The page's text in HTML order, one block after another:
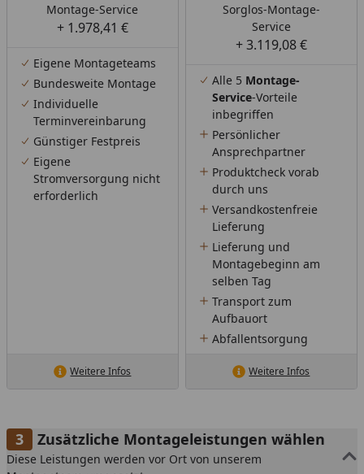
Montage-Service
+ 1.978,41 €
Eigene Montageteams
Bundesweite Montage
Individuelle
Terminvereinbarung
Günstiger Festpreis
Eigene
Stromversorgung nicht
erforderlich
Weitere Infos
Sorglos-Montage-
Service
+ 3.119,08 €
Alle 5 Montage-
Service-Vorteile
inbegriffen
Persönlicher
Ansprechpartner
Produktcheck vorab
durch uns
Versandkostenfreie
Lieferung
Lieferung und
Montagebeginn am
selben Tag
Transport zum
Aufbauort
Abfallentsorgung
Weitere Infos
Zusätzliche Montageleistungen wählen
Diese Leistungen werden vor Ort von unserem